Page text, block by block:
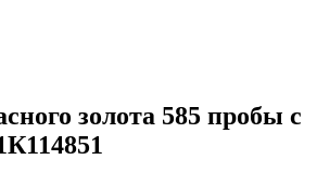
золота 585 пробы с